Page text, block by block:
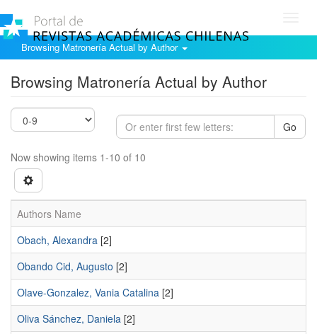
Browsing Matronería Actual by Author
Browsing Matronería Actual by Author
Go
Now showing items 1-10 of 10
Authors Name
Obach, Alexandra [2]
Obando Cid, Augusto [2]
Olave-Gonzalez, Vania Catalina [2]
Oliva Sánchez, Daniela [2]